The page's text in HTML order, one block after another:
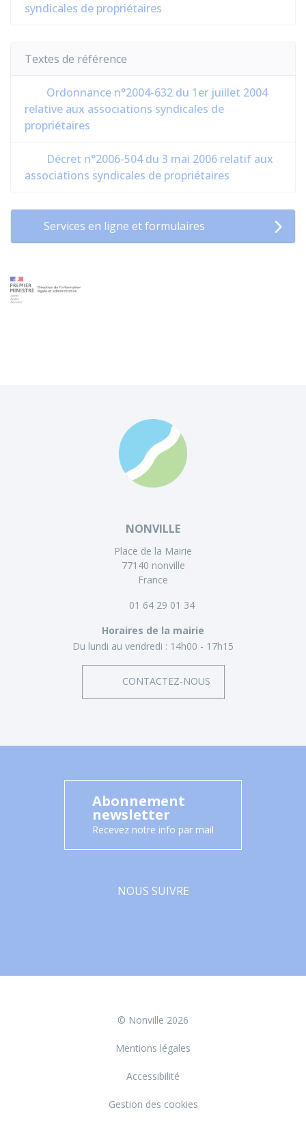
syndicales de propriétaires
Textes de référence
Ordonnance n°2004-632 du 1er juillet 2004
relative aux associations syndicales de
propriétaires
Décret n°2006-504 du 3 mai 2006 relatif aux
associations syndicales de propriétaires
Services en ligne et formulaires
NONVILLE
Place de la Mairie
77140 nonville
France
01 64 29 01 34
Horaires de la mairie
Du lundi au vendredi : 14h00 - 17h15
CONTACTEZ-NOUS
Abonnement
newsletter
Recevez notre info par mail
NOUS SUIVRE
© Nonville 2026
Mentions légales
Accessibilité
Gestion des cookies